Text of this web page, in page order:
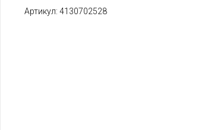
Артикул: 4130702528